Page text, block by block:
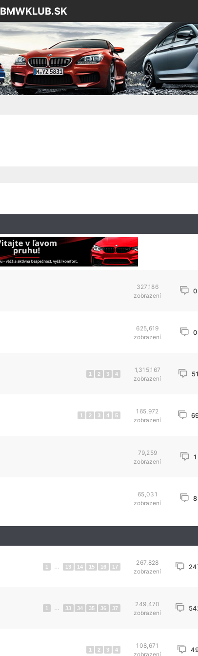
BMWKLUB.SK
327,186
zobrazení
0
625,619
zobrazení
0
1 2 3 4
1,315,167
zobrazení
51
1 2 3 4 5
165,972
zobrazení
79,259
zobrazení
1
65,031
zobrazení
8
1 … 13 14 15 16 17
267,828
zobrazení
1 … 33 34 35 36 37
249,470
zobrazení
1 2 3 4
108,671
zobrazení